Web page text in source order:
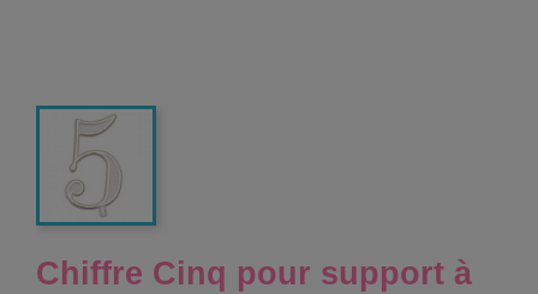
Chiffre Cinq pour support à